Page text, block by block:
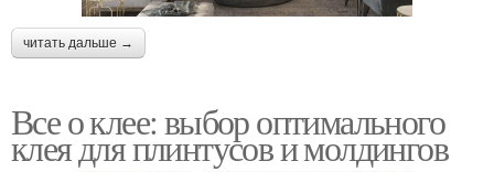
читать дальше →
Все о клее: выбор оптимального
клея для плинтусов и молдингов